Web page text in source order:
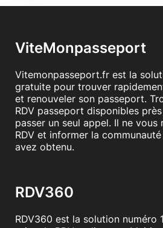
ViteMonpasseport
Vitemonpasseport.fr est la
gratuite pour trouver
et renouveler son passeport.
RDV passeport disponibles
passer un seul appel. Il ne
RDV et informer la
avez obtenu.
RDV360
RDV360 est la solution numéro